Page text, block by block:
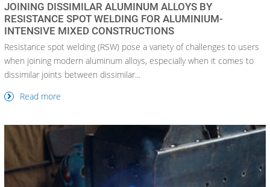
JOINING DISSIMILAR ALUMINUM ALLOYS BY
RESISTANCE SPOT WELDING FOR ALUMINIUM-
INTENSIVE MIXED CONSTRUCTIONS
Resistance spot welding (RSW) pose a variety of challenges to users
when joining modern aluminum alloys, especially when it comes to
dissimilar joints between dissimilar...
Read more